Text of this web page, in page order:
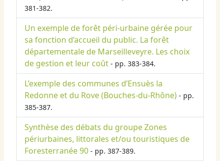
381-382.
Un exemple de forêt péri-urbaine gérée pour
sa fonction d’accueil du public. La forêt
départementale de Marseilleveyre. Les choix
de gestion et leur coût - pp. 383-384.
L’exemple des communes d’Ensuès la
Redonne et du Rove (Bouches-du-Rhône) - pp.
385-387.
Synthèse des débats du groupe Zones
périurbaines, littorales et/ou touristiques de
Foresterranée 90 - pp. 387-389.